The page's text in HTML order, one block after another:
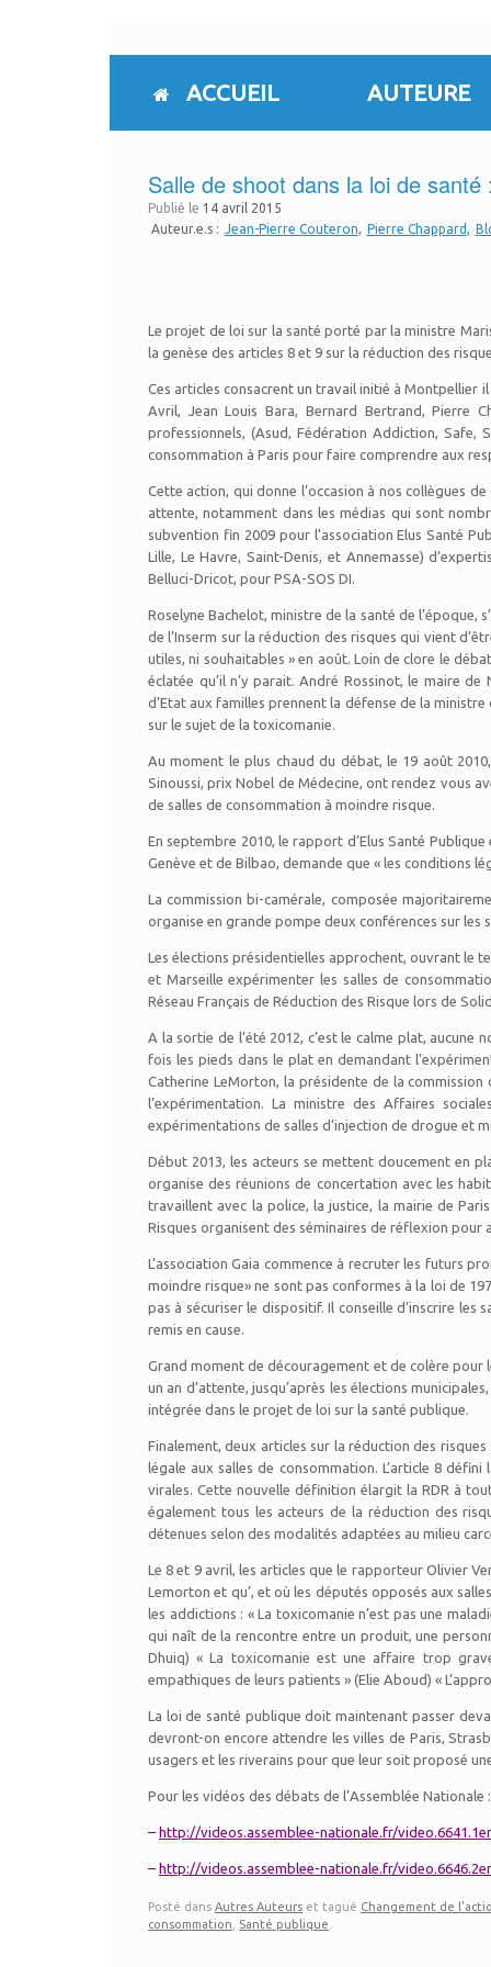
to
ACCUEIL AUTEURE
Salle de shoot dans la loi de
Publié le 14 avril 2015
Auteur.e.s : Jean-Pierre Couteron Pierre Chappard
Le projet de loi sur la santé porté par la ministre
la genèse des articles 8 et 9 sur la réduction des
Ces articles consacrent un travail initié à Montpellier
Avril, Jean Louis Bara, Bernard Bertrand, Pierre
professionnels, (Asud, Fédération Addiction, Safe,
consommation à Paris pour faire comprendre aux
Cette action, qui donne l’occasion à nos collègues
attente, notamment dans les médias qui sont
subvention fin 2009 pour l’association Elus Santé
Lille, Le Havre, Saint-Denis, et Annemasse)
Belluci-Dricot, pour PSA-SOS DI.
Roselyne Bachelot, ministre de la santé de l’époque,
de l’Inserm sur la réduction des risques qui vient
utiles, ni souhaitables » en août. Loin de clore le
éclatée qu’il n’y parait. André Rossinot, le maire
d’Etat aux familles prennent la défense de la
sur le sujet de la toxicomanie.
Au moment le plus chaud du débat, le 19 août
Sinoussi, prix Nobel de Médecine, ont rendez vous
de salles de consommation à moindre risque.
En septembre 2010, le rapport d’Elus Santé
Genève et de Bilbao, demande que « les conditions
La commission bi-camérale, composée
organise en grande pompe deux conférences sur les
Les élections présidentielles approchent, ouvrant le
et Marseille expérimenter les salles de
Réseau Français de Réduction des Risque lors de
A la sortie de l’été 2012, c’est le calme plat,
fois les pieds dans le plat en demandant
Catherine LeMorton, la présidente de la
l’expérimentation. La ministre des Affaires
expérimentations de salles d’injection de drogue et
Début 2013, les acteurs se mettent doucement en
organise des réunions de concertation avec les
travaillent avec la police, la justice, la mairie de
Risques organisent des séminaires de réflexion
L’association Gaia commence à recruter les futurs
moindre risque» ne sont pas conformes à la loi de
pas à sécuriser le dispositif. Il conseille d’inscrire
remis en cause.
Grand moment de découragement et de colère pour
un an d’attente, jusqu’après les élections
intégrée dans le projet de loi sur la santé publique.
Finalement, deux articles sur la réduction des
légale aux salles de consommation. L’article 8
virales. Cette nouvelle définition élargit la RDR à
également tous les acteurs de la réduction des
détenues selon des modalités adaptées au milieu
Le 8 et 9 avril, les articles que le rapporteur Olivier
Lemorton et qu’, et où les députés opposés aux
les addictions : « La toxicomanie n’est pas une
qui naît de la rencontre entre un produit, une
Dhuiq) « La toxicomanie est une affaire trop
empathiques de leurs patients » (Elie Aboud) «
La loi de santé publique doit maintenant passer
devront-on encore attendre les villes de Paris,
usagers et les riverains pour que leur soit proposé
Pour les vidéos des débats de l’Assemblée Nationale :
– http://videos.assemblee-nationale.fr/
– http://videos.assemblee-nationale.fr/
Posté dans Autres Auteurs et tagué Changement de
consommation
Santé publique